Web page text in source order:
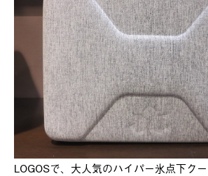
LOGOSで、大人気のハイパー氷点下ク